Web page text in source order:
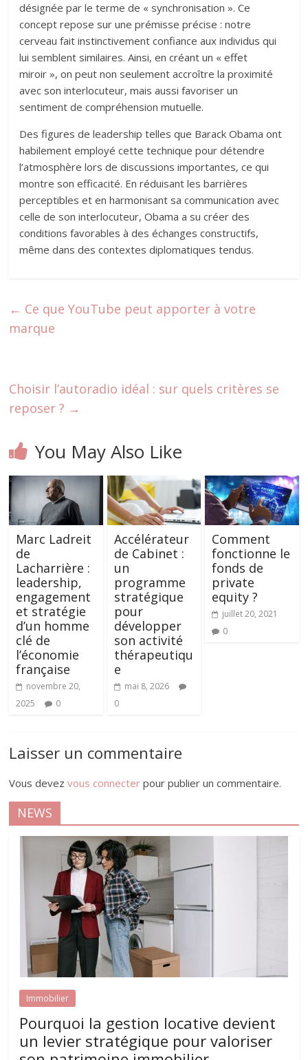
désignée par le terme de « synchronisation ». Ce
concept repose sur une prémisse précise : notre
cerveau fait instinctivement confiance aux individus qui
lui semblent similaires. Ainsi, en créant un « effet
miroir », on peut non seulement accroître la proximité
avec son interlocuteur, mais aussi favoriser un
sentiment de compréhension mutuelle.
Des figures de leadership telles que Barack Obama ont
habilement employé cette technique pour détendre
l’atmosphère lors de discussions importantes, ce qui
montre son efficacité. En réduisant les barrières
perceptibles et en harmonisant sa communication avec
celle de son interlocuteur, Obama a su créer des
conditions favorables à des échanges constructifs,
même dans des contextes diplomatiques tendus.
← Ce que YouTube peut apporter à votre
marque
Choisir l’autoradio idéal : sur quels critères se
reposer ? →
You May Also Like
Marc Ladreit
de
Lacharrière :
leadership,
engagement
et stratégie
d’un homme
clé de
l’économie
française
novembre 20,
2025
0
Accélérateur
de Cabinet :
un
programme
stratégique
pour
développer
son activité
thérapeutiqu
e
mai 8, 2026
0
Comment
fonctionne le
fonds de
private
equity ?
juillet 20, 2021
0
Laisser un commentaire
Vous devezvous connecter pour publier un commentaire.
NEWS
Immobilier
Pourquoi la gestion locative devient
un levier stratégique pour valoriser